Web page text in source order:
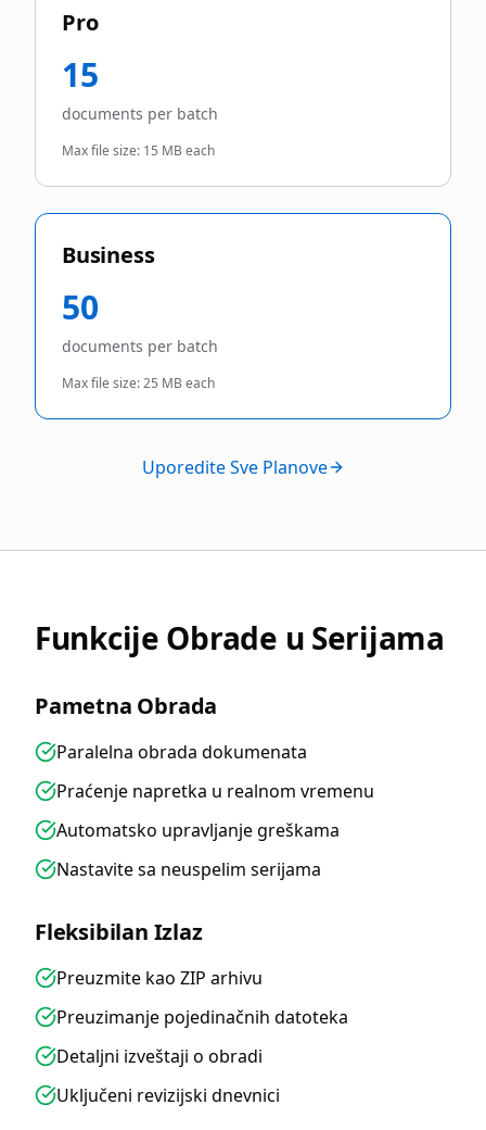
Pro
15
documents per batch
Max file size: 15 MB each
Business
50
documents per batch
Max file size:25 MB each
Uporedite Sve Planove
Funkcije Obrade u Serijama
Pametna Obrada
Paralelna obrada dokumenata
Praćenje napretka u realnom vremenu
Automatsko upravljanje greškama
Nastavite sa neuspelim serijama
Fleksibilan Izlaz
Preuzmite kao ZIP arhivu
Preuzimanje pojedinačnih datoteka
Detaljni izveštaji o obradi
Uključeni revizijski dnevnici